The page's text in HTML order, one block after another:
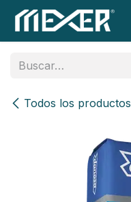
Ir al contenido
Todos los productos